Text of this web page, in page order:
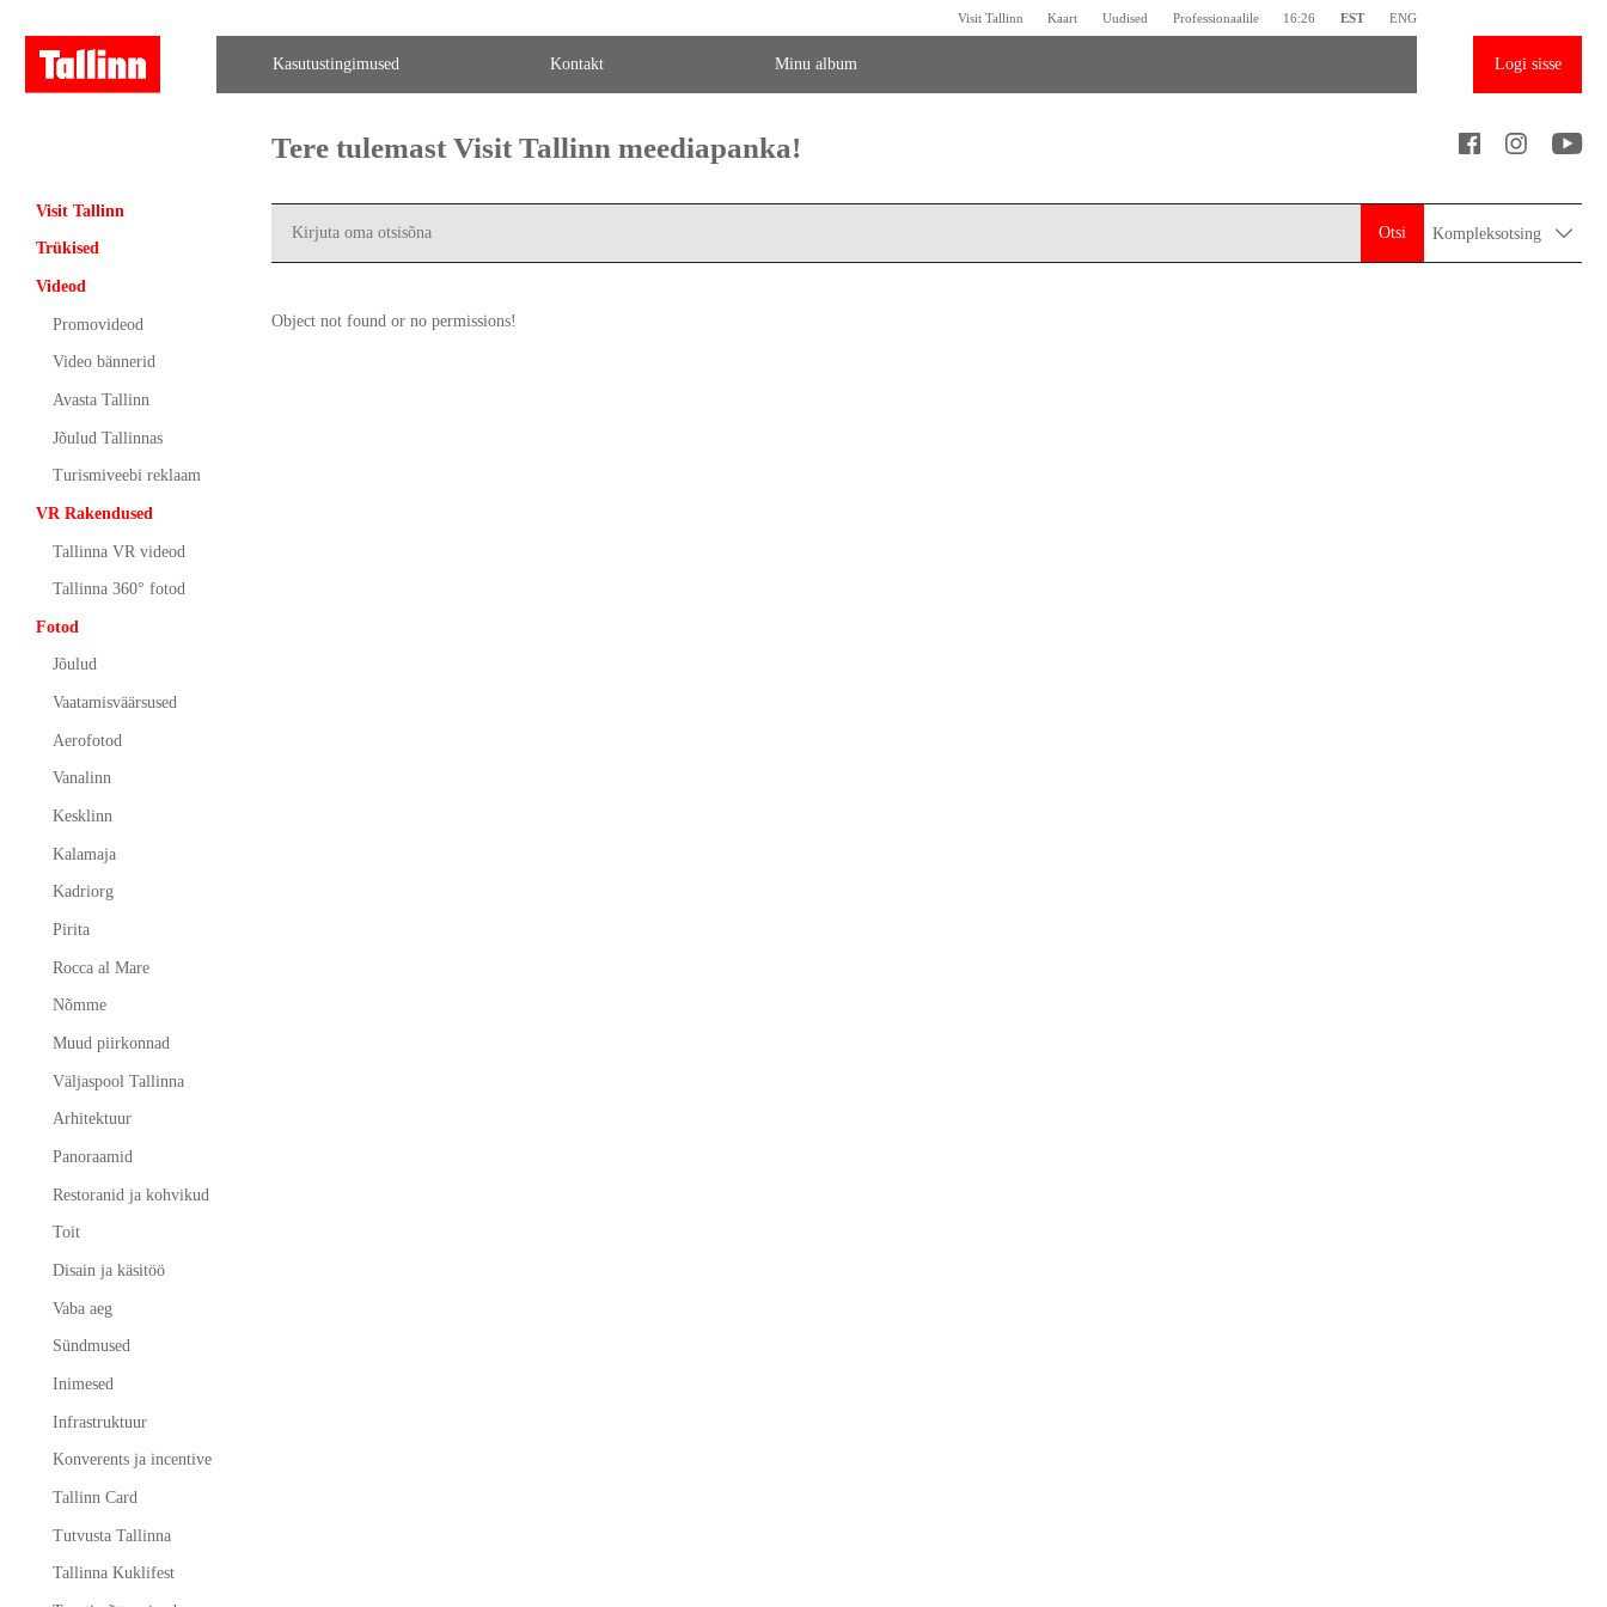
Visit Tallinn Kaart Uudised Professionaalile 16:26 EST ENG
Kasutustingimused Kontakt Minu album Logi sisse
Visit Tallinn
Trükised
Videod
Promovideod
Video bännerid
Avasta Tallinn
Jõulud Tallinnas
Turismiveebi reklaam
VR Rakendused
Tallinna VR videod
Tallinna 360° fotod
Fotod
Jõulud
Vaatamisväärsused
Aerofotod
Vanalinn
Kesklinn
Kalamaja
Kadriorg
Pirita
Rocca al Mare
Nõmme
Muud piirkonnad
Väljaspool Tallinna
Arhitektuur
Panoraamid
Restoranid ja kohvikud
Toit
Disain ja käsitöö
Vaba aeg
Sündmused
Inimesed
Infrastruktuur
Konverents ja incentive
Tallinn Card
Tutvusta Tallinna
Tallinna Kuklifest
Tere tulemast Visit Tallinn meediapanka!
Otsi Kompleksotsing
Object not found or no permissions!